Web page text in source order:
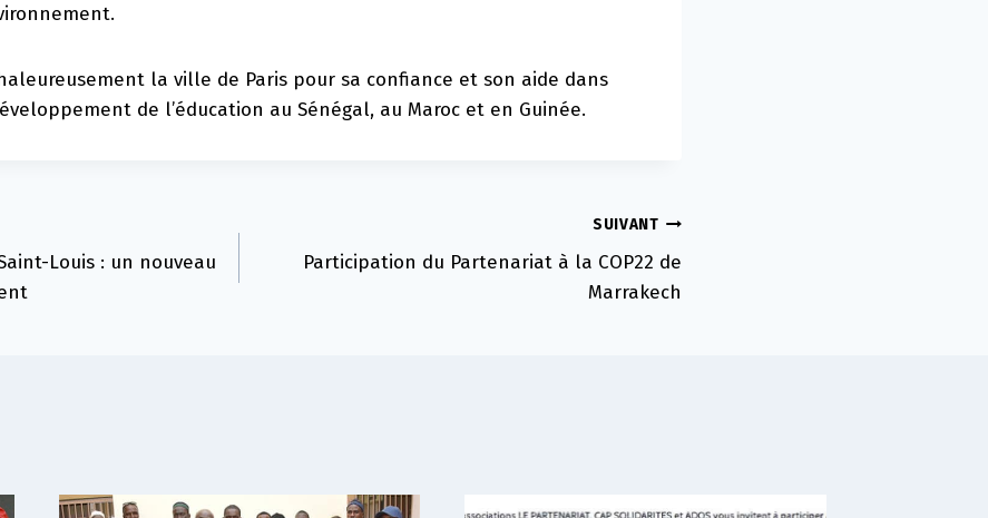
la ville de Paris pour sa confiance et son aide dans
de l’éducation au Sénégal, au Maroc et en Guinée.
Louis : un nouveau
SUIVANT
Participation du Partenariat à la COP22 de
Marrakech